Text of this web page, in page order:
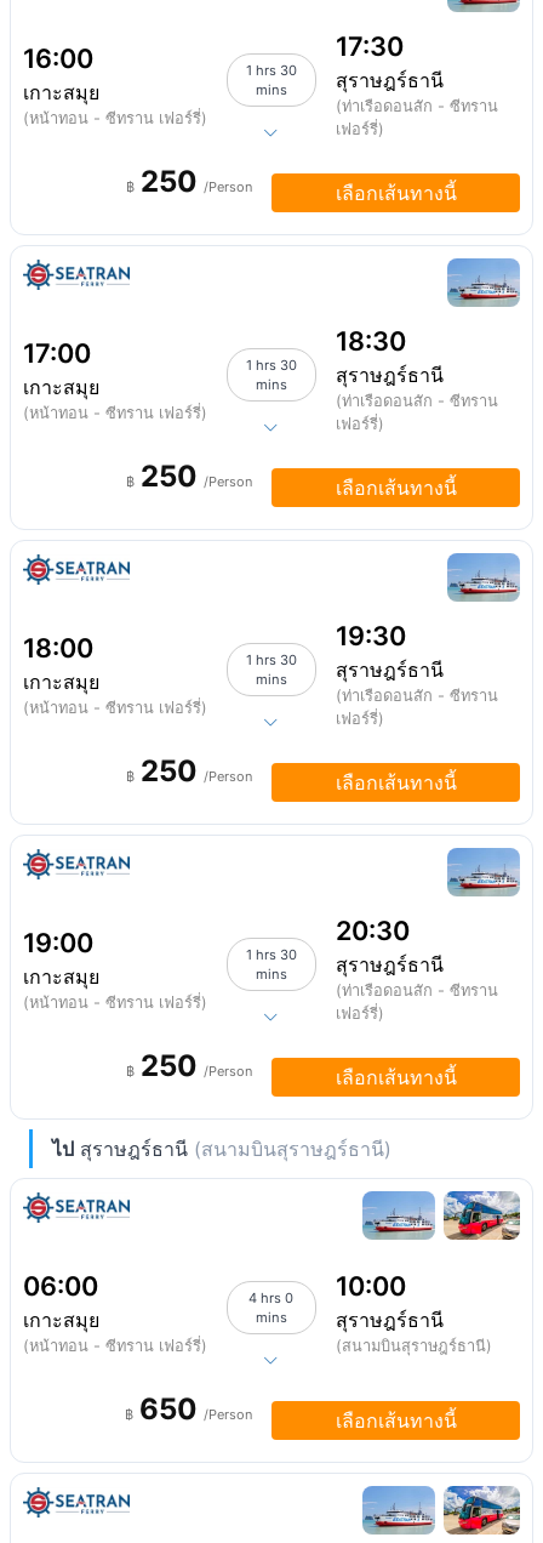
16:00
เกาะสมุย
(หน้าทอน - ซีทราน เฟอร์รี่)
1 hrs 30
mins
17:30
สุราษฎร์ธานี
(ท่าเรือดอนสัก - ซีทราน
เฟอร์รี่)
฿ 250 /Person เลือกเส้นทางนี้
17:00
เกาะสมุย
(หน้าทอน - ซีทราน เฟอร์รี่)
1 hrs 30
mins
18:30
สุราษฎร์ธานี
(ท่าเรือดอนสัก - ซีทราน
เฟอร์รี่)
฿ 250 /Person เลือกเส้นทางนี้
18:00
เกาะสมุย
(หน้าทอน - ซีทราน เฟอร์รี่)
1 hrs 30
mins
19:30
สุราษฎร์ธานี
(ท่าเรือดอนสัก - ซีทราน
เฟอร์รี่)
฿ 250 /Person เลือกเส้นทางนี้
19:00
เกาะสมุย
(หน้าทอน - ซีทราน เฟอร์รี่)
1 hrs 30
mins
20:30
สุราษฎร์ธานี
(ท่าเรือดอนสัก - ซีทราน
เฟอร์รี่)
฿ 250 /Person เลือกเส้นทางนี้
ไป สุราษฎร์ธานี (สนามบินสุราษฎร์ธานี)
06:00
เกาะสมุย
(หน้าทอน - ซีทราน เฟอร์รี่)
4 hrs 0
mins
10:00
สุราษฎร์ธานี
(สนามบินสุราษฎร์ธานี)
฿ 650 /Person เลือกเส้นทางนี้